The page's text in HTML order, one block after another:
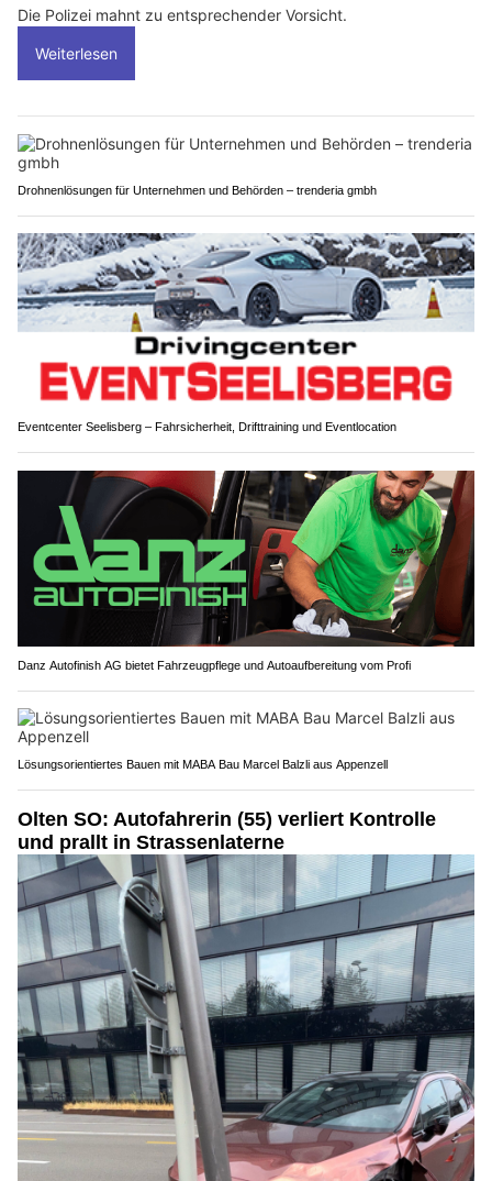
Die Polizei mahnt zu entsprechender Vorsicht.
Weiterlesen
Drohnenlösungen für Unternehmen und Behörden – trenderia gmbh
Eventcenter Seelisberg – Fahrsicherheit, Drifttraining und Eventlocation
Danz Autofinish AG bietet Fahrzeugpflege und Autoaufbereitung vom Profi
Lösungsorientiertes Bauen mit MABA Bau Marcel Balzli aus Appenzell
Olten SO: Autofahrerin (55) verliert Kontrolle
und prallt in Strassenlaterne